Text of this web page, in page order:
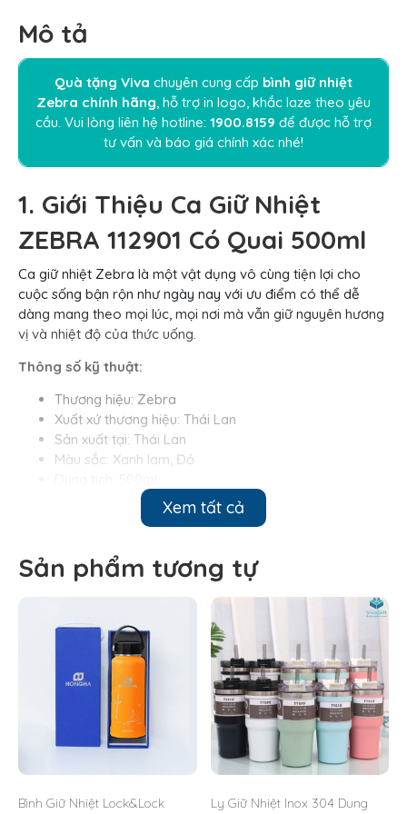
Mô tả
Quà tặng Viva chuyên cung cấp bình giữ nhiệt
Zebra chính hãng , hỗ trợ in logo, khắc laze theo yêu
cầu. Vui lòng liên hệ hotline: 1900.8159 để được hỗ trợ
tư vấn và báo giá chính xác nhé!
1. Giới Thiệu Ca Giữ Nhiệt
ZEBRA 112901 Có Quai 500ml
Ca giữ nhiệt Zebra là một vật dụng vô cùng tiện lợi cho
cuộc sống bận rộn như ngày nay với ưu điểm có thể dễ
dàng mang theo mọi lúc, mọi nơi mà vẫn giữ nguyên hương
vị và nhiệt độ của thức uống.
Thông số kỹ thuật:
Thương hiệu: Zebra
Xuất xứ thương hiệu: Thái Lan
Sản xuất tại: Thái Lan
Màu sắc: Xanh lam, Đỏ
Kích thước: 17 X 8,5 (CM)Xem tất cả
Sản phẩm tương tự
Bình Giữ Nhiệt Lock&Lock
Ly Giữ Nhiệt Inox 304 Dung